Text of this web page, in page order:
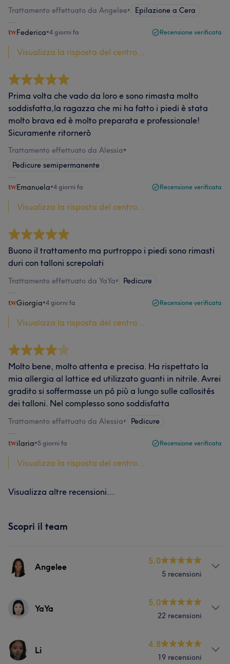
Trattamento effettuato da Angelee• Epilazione a Cera
Federica•4 giorni fa Recensione verificata
Visualizza la risposta del centro...
Prima volta che vado da loro e sono rimasta molto
soddisfatta,la ragazza che mi ha fatto i piedi è stata
molto brava ed è molto preparata e professionale!
Sicuramente ritornerò
Trattamento effettuato da Alessia•
Pedicure semipermanente
Emanuela•4 giorni fa Recensione verificata
Visualizza la risposta del centro...
Buono il trattamento ma purtroppo i piedi sono rimasti
duri con talloni screpolati
Trattamento effettuato da YaYa• Pedicure
Giorgia•4 giorni fa Recensione verificata
Visualizza la risposta del centro...
Molto bene, molto attenta e precisa. Ha rispettato la
mia allergia al lattice ed utilizzato guanti in nitrile. Avrei
gradito si soffermasse un pó più a lungo sulle callosités
dei talloni. Nel complesso sono soddisfatta
Trattamento effettuato da Alessia• Pedicure
ilaria•5 giorni fa Recensione verificata
Visualizza la risposta del centro...
Visualizza altre recensioni...
Scopri il team
Angelee
5.0
5 recensioni
Servizi
Depilazione
YaYa
5.0
22 recensioni
Servizi
Li
4.8
19 recensioni